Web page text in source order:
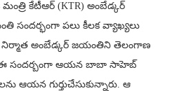
కేటీఆర్ (KTR) అంబేడ్కర్
సందర్భంగా పలు కీలక వ్యాఖ్యలు
అంబేడ్కర్ జయంతిని తెలంగాణ
సందర్బంగా ఆయన బాబా సాహెబ్
ఆయన గుర్తుచేసుకున్నారు. ఆ